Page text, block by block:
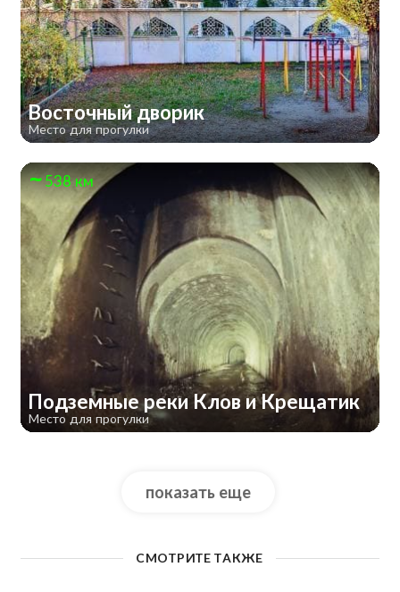
Восточный дворик
Место для прогулки
538 км
Подземные реки Клов и Крещатик
Место для прогулки
показать еще
СМОТРИТЕ ТАКЖЕ